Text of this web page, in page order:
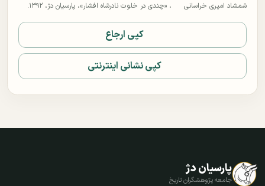
شمشاد امیری خراسانی ، «چندی در خلوت نادرشاه افشار»، پارسیان دژ، ۱۳۹۲.
کپی ارجاع
کپی نشانی اینترنتی
پارسیان دژ
جامعه پژوهشگران تاریخ